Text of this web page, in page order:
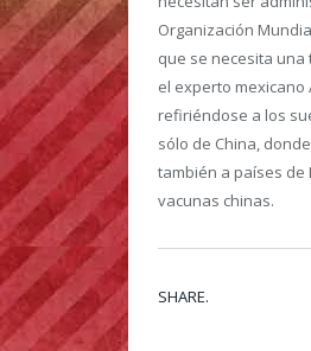
Organización
que se necesita una
el experto mexicano
refiriéndose a los
sólo de China,
también a países de
vacunas chinas.
SHARE.